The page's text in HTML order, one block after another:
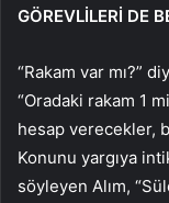
GÖREVLİLERİ DE
“Rakam var mı?”
“Oradaki rakam 1
hesap verecekler,
Konunu yargıya
söyleyen Alım,